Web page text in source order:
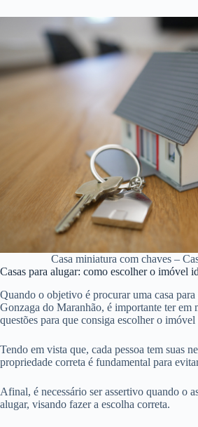
Casa miniatura com chaves –
Casas para alugar: como escolher o imóvel
Quando o objetivo é procurar uma casa
Gonzaga do Maranhão, é importante ter em
questões para que consiga escolher o imóvel
Tendo em vista que, cada pessoa tem suas
propriedade correta é fundamental para
Afinal, é necessário ser assertivo quando o
alugar, visando fazer a escolha correta.